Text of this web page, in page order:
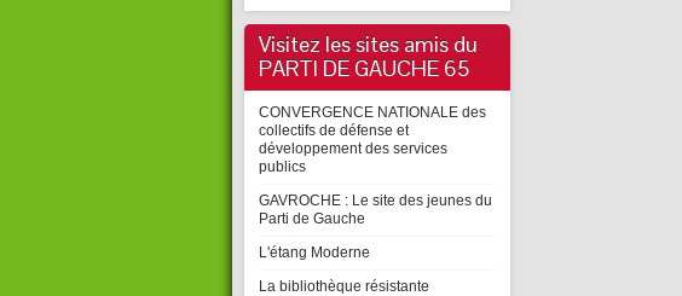
Visitez les sites amis du
PARTI DE GAUCHE 65
CONVERGENCE NATIONALE des
collectifs de défense et
développement des services
publics
GAVROCHE : Le site des jeunes du
Parti de Gauche
L'étang Moderne
La bibliothèque résistante